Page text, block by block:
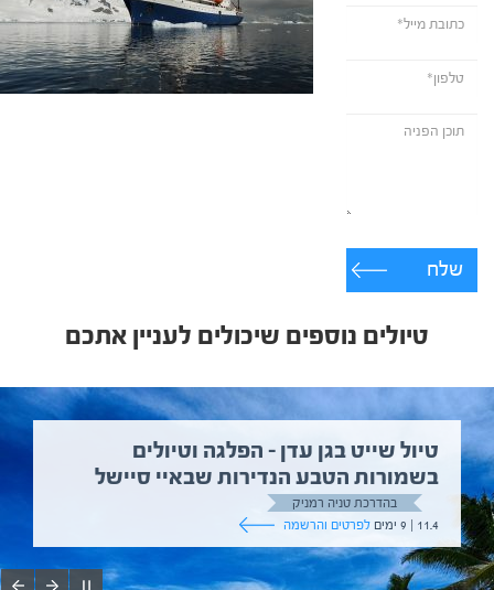
שלח
טיולים נוספים שיכולים לעניין אתכם
טיול שייט בגן עדן – הפלגה וטיולים
בשמורות הטבע הנדירות שבאיי סיישל
בהדרכת טניה רמניק
11.4 | 9 ימים
לפרטים והרשמה